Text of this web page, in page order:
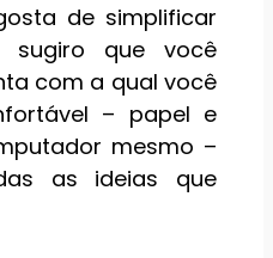
de simplificar
sugiro que você
com a qual você
– papel e
mesmo –
as ideias que